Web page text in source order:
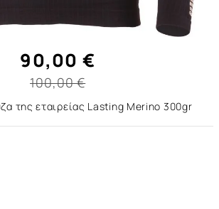
90,00 €
100,00 €
της εταιρείας Lasting Merino 300gr